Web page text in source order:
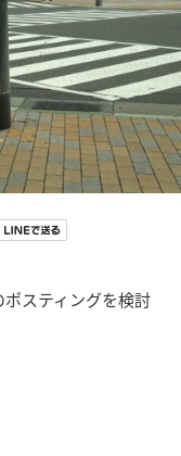
スティングを検討